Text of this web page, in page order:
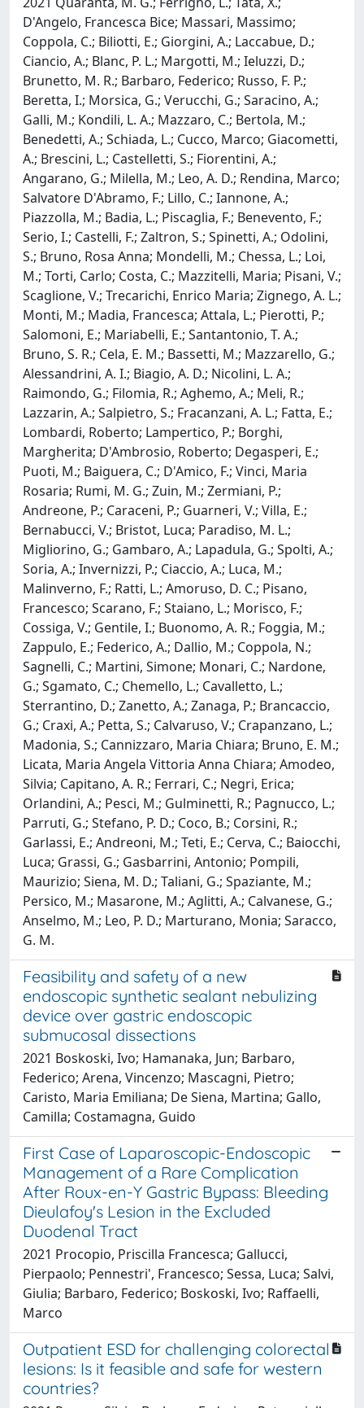
D'Angelo, Francesca Bice; Massari, Massimo;
Coppola, C.; Biliotti, E.; Giorgini, A.; Laccabue, D.;
Ciancio, A.; Blanc, P. L.; Margotti, M.; Ieluzzi, D.;
Brunetto, M. R.; Barbaro, Federico; Russo, F. P.;
Beretta, I.; Morsica, G.; Verucchi, G.; Saracino, A.;
Galli, M.; Kondili, L. A.; Mazzaro, C.; Bertola, M.;
Benedetti, A.; Schiada, L.; Cucco, Marco; Giacometti,
A.; Brescini, L.; Castelletti, S.; Fiorentini, A.;
Angarano, G.; Milella, M.; Leo, A. D.; Rendina, Marco;
Salvatore D'Abramo, F.; Lillo, C.; Iannone, A.;
Piazzolla, M.; Badia, L.; Piscaglia, F.; Benevento, F.;
Serio, I.; Castelli, F.; Zaltron, S.; Spinetti, A.; Odolini,
S.; Bruno, Rosa Anna; Mondelli, M.; Chessa, L.; Loi,
M.; Torti, Carlo; Costa, C.; Mazzitelli, Maria; Pisani, V.;
Scaglione, V.; Trecarichi, Enrico Maria; Zignego, A. L.;
Monti, M.; Madia, Francesca; Attala, L.; Pierotti, P.;
Salomoni, E.; Mariabelli, E.; Santantonio, T. A.;
Bruno, S. R.; Cela, E. M.; Bassetti, M.; Mazzarello, G.;
Alessandrini, A. I.; Biagio, A. D.; Nicolini, L. A.;
Raimondo, G.; Filomia, R.; Aghemo, A.; Meli, R.;
Lazzarin, A.; Salpietro, S.; Fracanzani, A. L.; Fatta, E.;
Lombardi, Roberto; Lampertico, P.; Borghi,
Margherita; D'Ambrosio, Roberto; Degasperi, E.;
Puoti, M.; Baiguera, C.; D'Amico, F.; Vinci, Maria
Rosaria; Rumi, M. G.; Zuin, M.; Zermiani, P.;
Andreone, P.; Caraceni, P.; Guarneri, V.; Villa, E.;
Bernabucci, V.; Bristot, Luca; Paradiso, M. L.;
Migliorino, G.; Gambaro, A.; Lapadula, G.; Spolti, A.;
Soria, A.; Invernizzi, P.; Ciaccio, A.; Luca, M.;
Malinverno, F.; Ratti, L.; Amoruso, D. C.; Pisano,
Francesco; Scarano, F.; Staiano, L.; Morisco, F.;
Cossiga, V.; Gentile, I.; Buonomo, A. R.; Foggia, M.;
Zappulo, E.; Federico, A.; Dallio, M.; Coppola, N.;
Sagnelli, C.; Martini, Simone; Monari, C.; Nardone,
G.; Sgamato, C.; Chemello, L.; Cavalletto, L.;
Sterrantino, D.; Zanetto, A.; Zanaga, P.; Brancaccio,
G.; Craxi, A.; Petta, S.; Calvaruso, V.; Crapanzano, L.;
Madonia, S.; Cannizzaro, Maria Chiara; Bruno, E. M.;
Licata, Maria Angela Vittoria Anna Chiara; Amodeo,
Silvia; Capitano, A. R.; Ferrari, C.; Negri, Erica;
Orlandini, A.; Pesci, M.; Gulminetti, R.; Pagnucco, L.;
Parruti, G.; Stefano, P. D.; Coco, B.; Corsini, R.;
Garlassi, E.; Andreoni, M.; Teti, E.; Cerva, C.; Baiocchi,
Luca; Grassi, G.; Gasbarrini, Antonio; Pompili,
Maurizio; Siena, M. D.; Taliani, G.; Spaziante, M.;
Persico, M.; Masarone, M.; Aglitti, A.; Calvanese, G.;
Anselmo, M.; Leo, P. D.; Marturano, Monia; Saracco,
G. M.
Feasibility and safety of a new
endoscopic synthetic sealant nebulizing
device over gastric endoscopic
submucosal dissections
2021 Boskoski, Ivo; Hamanaka, Jun; Barbaro,
Federico; Arena, Vincenzo; Mascagni, Pietro;
Caristo, Maria Emiliana; De Siena, Martina; Gallo,
Camilla; Costamagna, Guido
First Case of Laparoscopic-Endoscopic
Management of a Rare Complication
After Roux-en-Y Gastric Bypass: Bleeding
Dieulafoy's Lesion in the Excluded
Duodenal Tract
2021 Procopio, Priscilla Francesca; Gallucci,
Pierpaolo; Pennestri', Francesco; Sessa, Luca; Salvi,
Giulia; Barbaro, Federico; Boskoski, Ivo; Raffaelli,
Marco
Outpatient ESD for challenging colorectal
lesions: Is it feasible and safe for western
countries?